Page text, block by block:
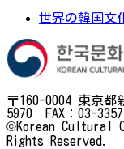
世界の韓国文
〒160-0004 東京
5970 FAX：03-
©Korean Cultural
Rights Reserved.